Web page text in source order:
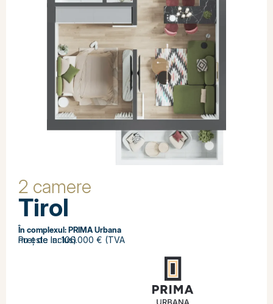
2 camere
Tirol
În complexul:PRIMA Urbana
Preț de la: 106.000 € (TVA nu este inclus)